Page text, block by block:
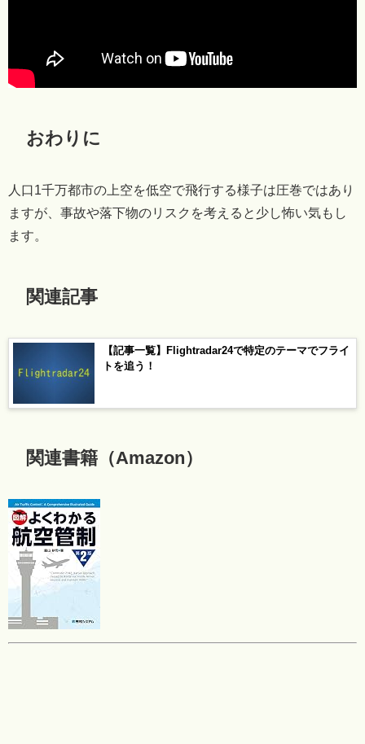
おわりに
人口1千万都市の上空を低空で飛行する様子は圧巻ではあり
ますが、事故や落下物のリスクを考えると少し怖い気もし
ます。
関連記事
【記事一覧】Flightradar24で特定のテーマでフライ
トを追う！
関連書籍（Amazon）